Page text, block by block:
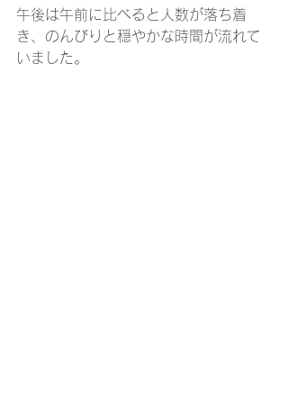
午後は午前に比べると人数が落ち着
き、のんびりと穏やかな時間が流れて
いました。